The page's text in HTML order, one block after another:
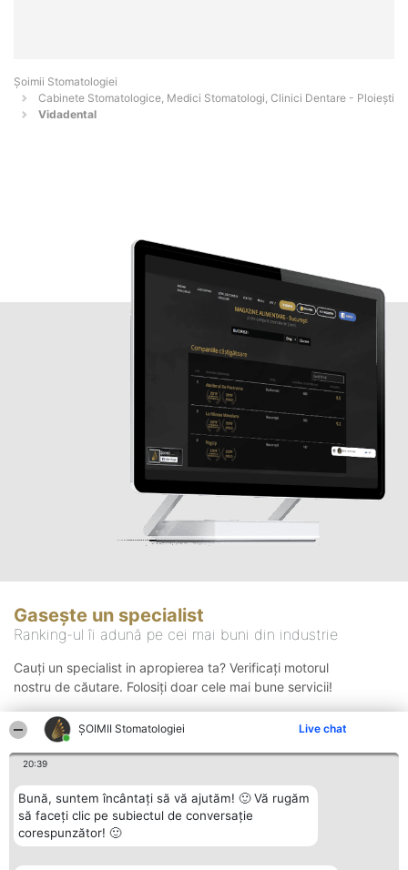
ȘOIMII Stomatologiei Live chat
20:39
Bună, suntem încântați să vă ajutăm! 🙂 Vă rugăm
să faceți clic pe subiectul de conversație
corespunzător! 🙂
Șoimii Stomatologiei
Cabinete Stomatologice, Medici Stomatologi, Clinici Dentare - Ploieşti
Vidadental
Gasește un specialist
Ranking-ul îi adună pe cei mai buni din industrie
Cauți un specialist in apropierea ta? Verificați motorul
nostru de căutare. Folosiți doar cele mai bune servicii!